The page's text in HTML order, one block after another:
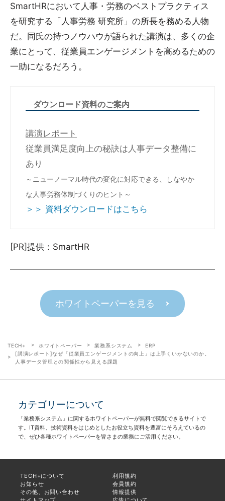
SmartHRにおいて人事・労務のベストプラクティス
を研究する「人事労務 研究所」の所長を務める人物
だ。同氏の持つノウハウが語られた講演は、多くの企
業にとって、従業員エンゲージメントを高めるための
一助になるだろう。
ダウンロード資料のご案内
講演レポート
従業員満足度向上の秘訣は人事データ整備に
あり
～ニューノーマル時代の変化に対応できる、しなやか
な人事労務体制づくりのヒント～
＞＞ 資料ダウンロードはこちら
[PR]提供：SmartHR
ホワイトペーパーを見る
TECH+ ホワイトペーパー 業務系システム
ERP
[講演レポート]なぜ「従業員エンゲージメントの向上」は上手くいかないのか。
人事データ管理との関係性から見える課題
カテゴリーについて
「業務系システム」に関するホワイトペーパーが無料で閲覧できるサイトで
す。IT資料、技術資料をはじめとしたお役立ち資料を豊富にそろえているの
で、ぜひ各種ホワイトペーパーを皆さまの業務にご活用ください。
TECH+について
利用規約
お知らせ
会員規約
その他、お問い合わせ
情報提供